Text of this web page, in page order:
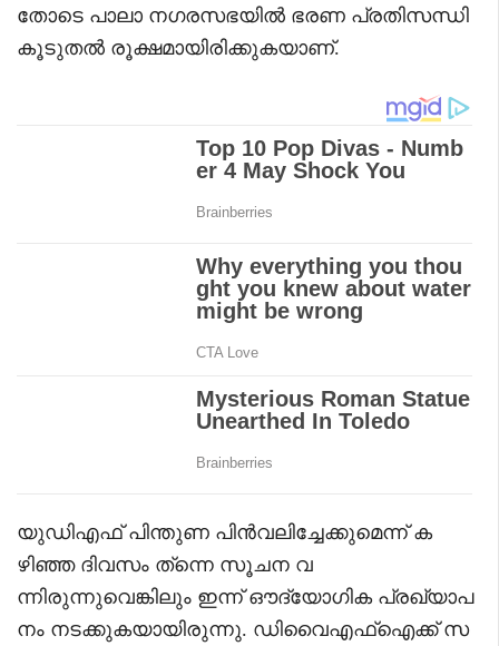
തോടെ പാലാ നഗരസഭയിൽ ഭരണ പ്രതിസന്ധി
കൂടുതൽ രൂക്ഷമായിരിക്കുകയാണ്.
യുഡിഎഫ് പിന്തുണ പിന്‍വലിച്ചേക്കുമെന്ന് ക
ഴിഞ്ഞ ദിവസം ത്‌ന്നെ സൂചന വ
ന്നിരുന്നുവെങ്കിലും ഇന്ന് ഔദ്യോഗിക പ്രഖ്യാപ
നം നടക്കുകയായിരുന്നു. ഡിവൈഎഫ്‌ഐക്ക് സ